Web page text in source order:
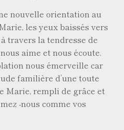
nouvelle orientation au
les yeux baissés vers
travers la tendresse de
aime et nous écoute.
nous émerveille car
familière d’une toute
Marie, rempli de grâce et
-nous comme vos